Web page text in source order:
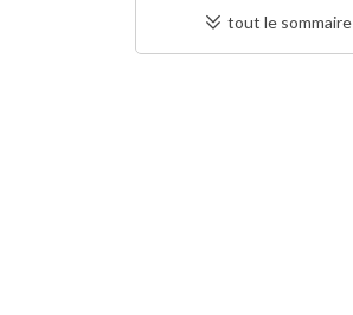
tout le sommaire